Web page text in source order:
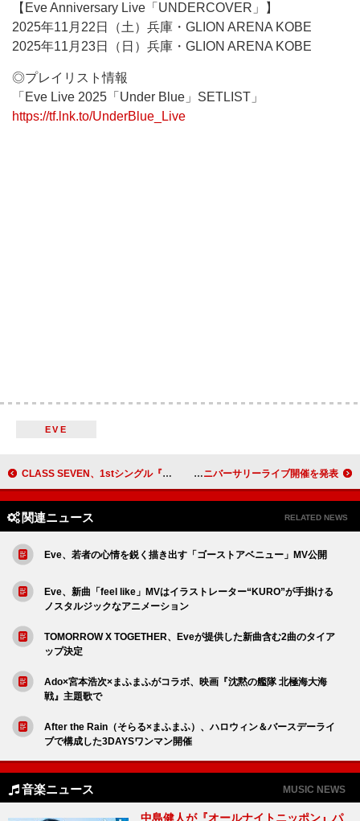
【Eve Anniversary Live「UNDERCOVER」】
2025年11月22日（土）兵庫・GLION ARENA KOBE
2025年11月23日（日）兵庫・GLION ARENA KOBE
◎プレイリスト情報
「Eve Live 2025「Under Blue」SETLIST」
https://tf.lnk.to/UnderBlue_Live
EVE
CLASS SEVEN、1stシングル『miss you』10月リリース 初のリリースイベントは握手会 櫻坂46、ニューシングル発売＆5周年アニバーサリーライブ開催を発表
関連ニュース RELATED NEWS
Eve、若者の心情を鋭く描き出す「ゴーストアベニュー」MV公開
Eve、新曲「feel like」MVはイラストレーター“KURO”が手掛ける
ノスタルジックなアニメーション
TOMORROW X TOGETHER、Eveが提供した新曲含む2曲のタイア
ップ決定
Ado×宮本浩次×まふまふがコラボ、映画『沈黙の艦隊 北極海大海
戦』主題歌で
After the Rain（そらる×まふまふ）、ハロウィン＆バースデーライ
ブで構成した3DAYSワンマン開催
音楽ニュース MUSIC NEWS
中島健人が『オールナイトニッポン』パ